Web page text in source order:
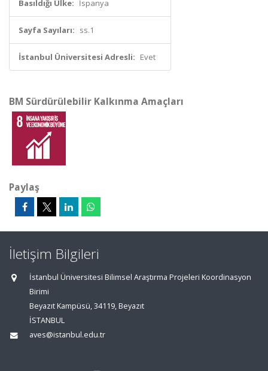
Basıldığı Ülke: İspanya
Sayfa Sayıları: ss.1
İstanbul Üniversitesi Adresli: Evet
BM Sürdürülebilir Kalkınma Amaçları
Paylaş
İletişim Bilgileri
İstanbul Üniversitesi Bilimsel Araştırma Projeleri Koordinasyon
Birimi
Beyazıt Kampüsü, 34119, Beyazıt
İSTANBUL
aves@istanbul.edu.tr